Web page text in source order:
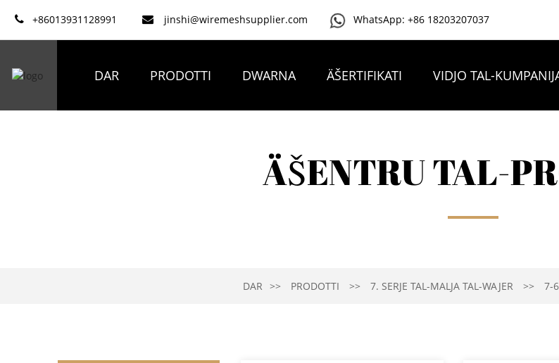
+86013931128991 jinshi@wiremeshsupplier.com WhatsApp: +86 18203207037
DAR PRODOTTI DWARNA ÄŠERTIFIKATI VIDJO TAL-
ÄŠENTRU TAL-
DAR PRODOTTI 7. SERJE TAL-MALJA TAL-WAJER 7-